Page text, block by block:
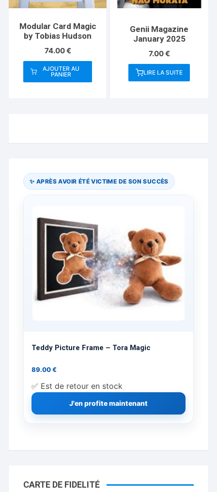
Modular Card Magic
by Tobias Hudson
74.00€
AJOUTER AU
PANIER
Genii Magazine
January 2025
7.00€
LIRE LA SUITE
✨ APRÈS AVOIR ÉTÉ VICTIME DE SON SUCCÈS
Teddy Picture Frame – Tora Magic
89.00€
✅ Est de retour en stock
J'en profite maintenant
CARTE DE FIDELITÉ